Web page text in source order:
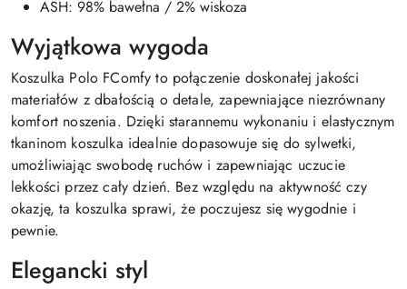
ASH: 98% bawełna / 2% wiskoza
Wyjątkowa wygoda
Koszulka Polo FComfy to połączenie doskonałej jakości
materiałów z dbałością o detale, zapewniające niezrównany
komfort noszenia. Dzięki starannemu wykonaniu i elastycznym
tkaninom koszulka idealnie dopasowuje się do sylwetki,
umożliwiając swobodę ruchów i zapewniając uczucie
lekkości przez cały dzień. Bez względu na aktywność czy
okazję, ta koszulka sprawi, że poczujesz się wygodnie i
pewnie.
Elegancki styl